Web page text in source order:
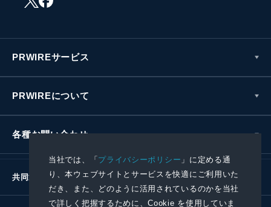
当社では、「プライバシーポリシー 」に定める通
り、本ウェブサイトとサービスを快適にご利用いた
だき、また、どのように活用されているのかを当社
で詳しく把握するために、Cookie を使用していま
PRWIREサービス
PRWIREについて
各種お問い合わせ
共同通信社グループ